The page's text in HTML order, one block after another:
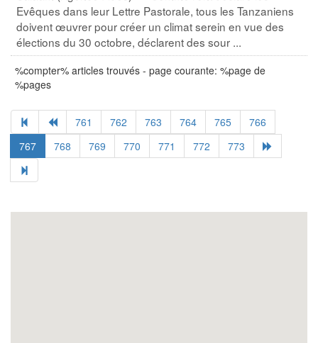
Evêques dans leur Lettre Pastorale, tous les Tanzaniens
doivent œuvrer pour créer un climat serein en vue des
élections du 30 octobre, déclarent des sour ...
%compter% articles trouvés - page courante: %page de
%pages
761 762 763 764 765
766
767
768 769 770 771 772 773